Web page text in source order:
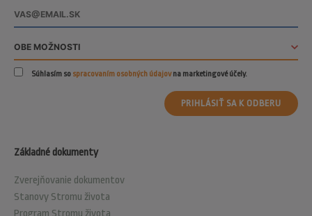
Základné dokumenty
Zverejňovanie dokumentov
Stanovy Stromu života
Program Stromu života
Súhlasím so spracovaním osobných údajovna marketingové účely.
PRIHLÁSIŤ SA K ODBERU